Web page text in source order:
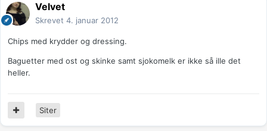
Velvet
Skrevet 4. januar 2012
Chips med krydder og dressing.
Baguetter med ost og skinke samt sjokomelk er ikke så ille det
heller.
Siter